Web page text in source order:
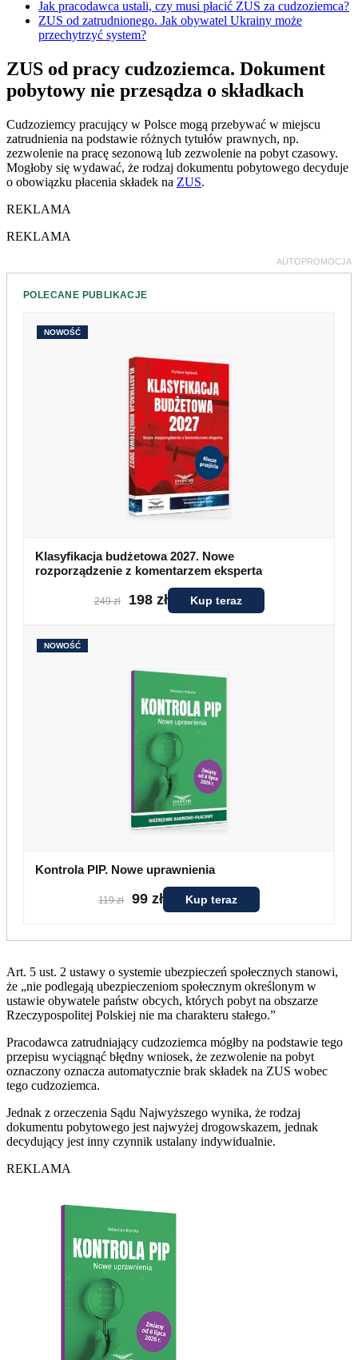
Jak pracodawca ustali, czy musi płacić ZUS za cudzoziemca?
ZUS od zatrudnionego. Jak obywatel Ukrainy może
przechytrzyć system?
ZUS od pracy cudzoziemca. Dokument
pobytowy nie przesądza o składkach
Cudzoziemcy pracujący w Polsce mogą przebywać w miejscu
zatrudnienia na podstawie różnych tytułów prawnych, np.
zezwolenie na pracę sezonową lub zezwolenie na pobyt czasowy.
Mogłoby się wydawać, że rodzaj dokumentu pobytowego decyduje
o obowiązku płacenia składek na ZUS.
REKLAMA
REKLAMA
AUTOPROMOCJA
POLECANE PUBLIKACJE
NOWOŚĆ
Klasyfikacja budżetowa 2027. Nowe
rozporządzenie z komentarzem eksperta
249 zł 198 zł Kup teraz
NOWOŚĆ
Kontrola PIP. Nowe uprawnienia
119 zł 99 zł Kup teraz
Art. 5 ust. 2 ustawy o systemie ubezpieczeń społecznych stanowi,
że „nie podlegają ubezpieczeniom społecznym określonym w
ustawie obywatele państw obcych, których pobyt na obszarze
Rzeczypospolitej Polskiej nie ma charakteru stałego.”
Pracodawca zatrudniający cudzoziemca mógłby na podstawie tego
przepisu wyciągnąć błędny wniosek, że zezwolenie na pobyt
oznaczony oznacza automatycznie brak składek na ZUS wobec
tego cudzoziemca.
Jednak z orzeczenia Sądu Najwyższego wynika, że rodzaj
dokumentu pobytowego jest najwyżej drogowskazem, jednak
decydujący jest inny czynnik ustalany indywidualnie.
REKLAMA